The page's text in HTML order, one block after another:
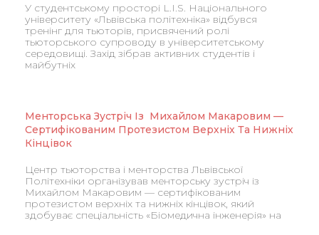
У студентському просторі L.I.S. Національного
університету «Львівська політехніка» відбувся
тренінг для тьюторів, присвячений ролі
тьюторського супроводу в університетському
середовищі. Захід зібрав активних студентів і
майбутніх
Менторська Зустріч Із Михайлом Макаровим —
Сертифікованим Протезистом Верхніх Та Нижніх
Кінцівок
Центр тьюторства і менторства Львівської
Політехніки організував менторську зустріч із
Михайлом Макаровим — сертифікованим
протезистом верхніх та нижніх кінцівок, який
здобуває спеціальність «Біомедична інженерія» на